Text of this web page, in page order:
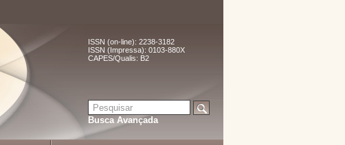
ISSN (on-line): 2238-3182
ISSN (Impressa): 0103-880X
CAPES/Qualis: B2
Busca Avançada